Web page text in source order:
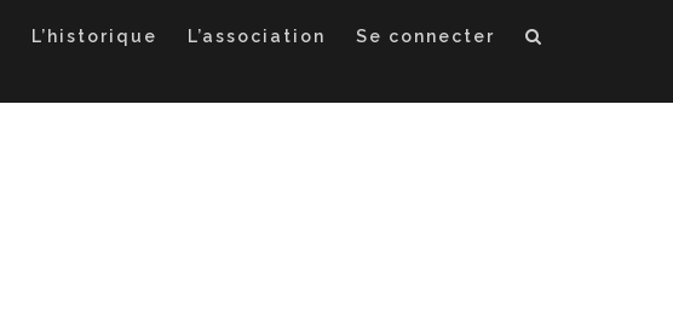
L’historique L’association Se connecter